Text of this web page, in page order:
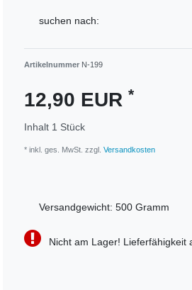
suchen nach:
Artikelnummer N-199
12,90 EUR *
Inhalt 1 Stück
* inkl. ges. MwSt. zzgl. Versandkosten
Versandgewicht: 500 Gramm
Nicht am Lager! Lieferfähigkeit